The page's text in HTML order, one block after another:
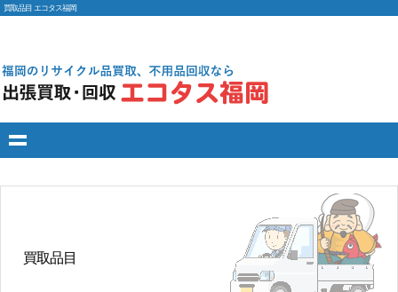
買取品目 エコタス福岡
買取品目